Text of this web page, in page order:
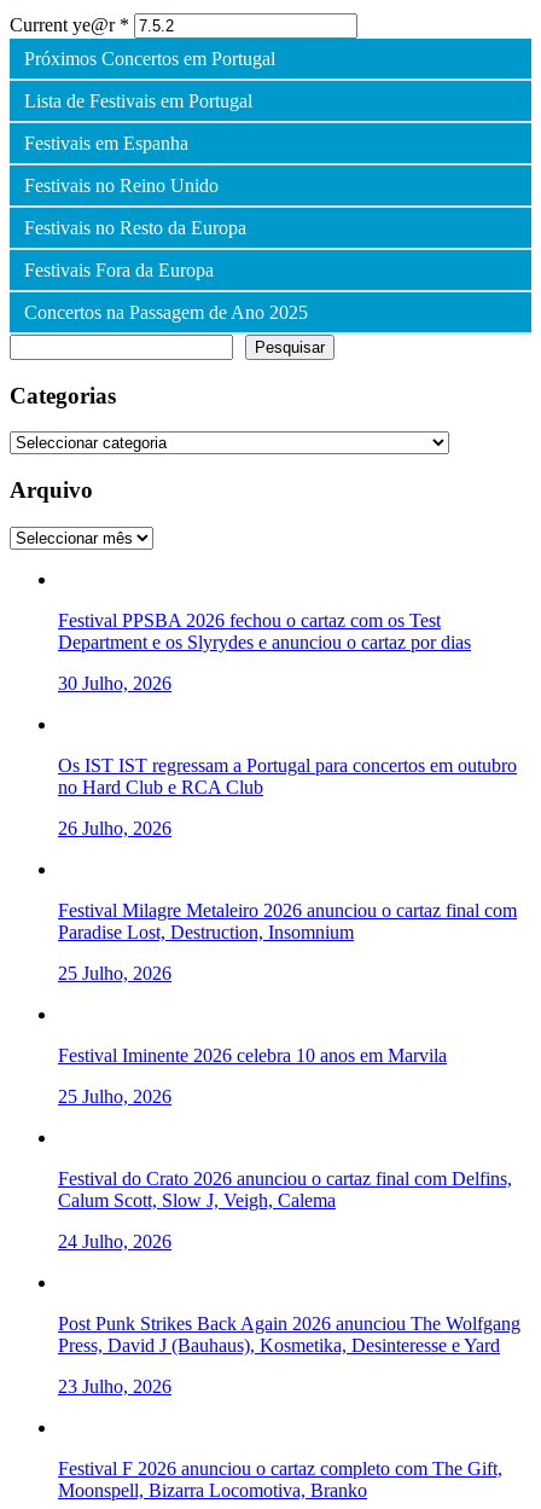
Current ye@r *
Próximos Concertos em Portugal
Lista de Festivais em Portugal
Festivais em Espanha
Festivais no Reino Unido
Festivais no Resto da Europa
Festivais Fora da Europa
Concertos na Passagem de Ano 2025
Pesquisar
Categorias
Categorias
Arquivo
Arquivo
Festival PPSBA 2026 fechou o cartaz com os Test
Department e os Slyrydes e anunciou o cartaz por dias
30 Julho, 2026
Os IST IST regressam a Portugal para concertos em outubro
no Hard Club e RCA Club
26 Julho, 2026
Festival Milagre Metaleiro 2026 anunciou o cartaz final com
Paradise Lost, Destruction, Insomnium
25 Julho, 2026
Festival Iminente 2026 celebra 10 anos em Marvila
25 Julho, 2026
Festival do Crato 2026 anunciou o cartaz final com Delfins,
Calum Scott, Slow J, Veigh, Calema
24 Julho, 2026
Post Punk Strikes Back Again 2026 anunciou The Wolfgang
Press, David J (Bauhaus), Kosmetika, Desinteresse e Yard
23 Julho, 2026
Festival F 2026 anunciou o cartaz completo com The Gift,
Moonspell, Bizarra Locomotiva, Branko